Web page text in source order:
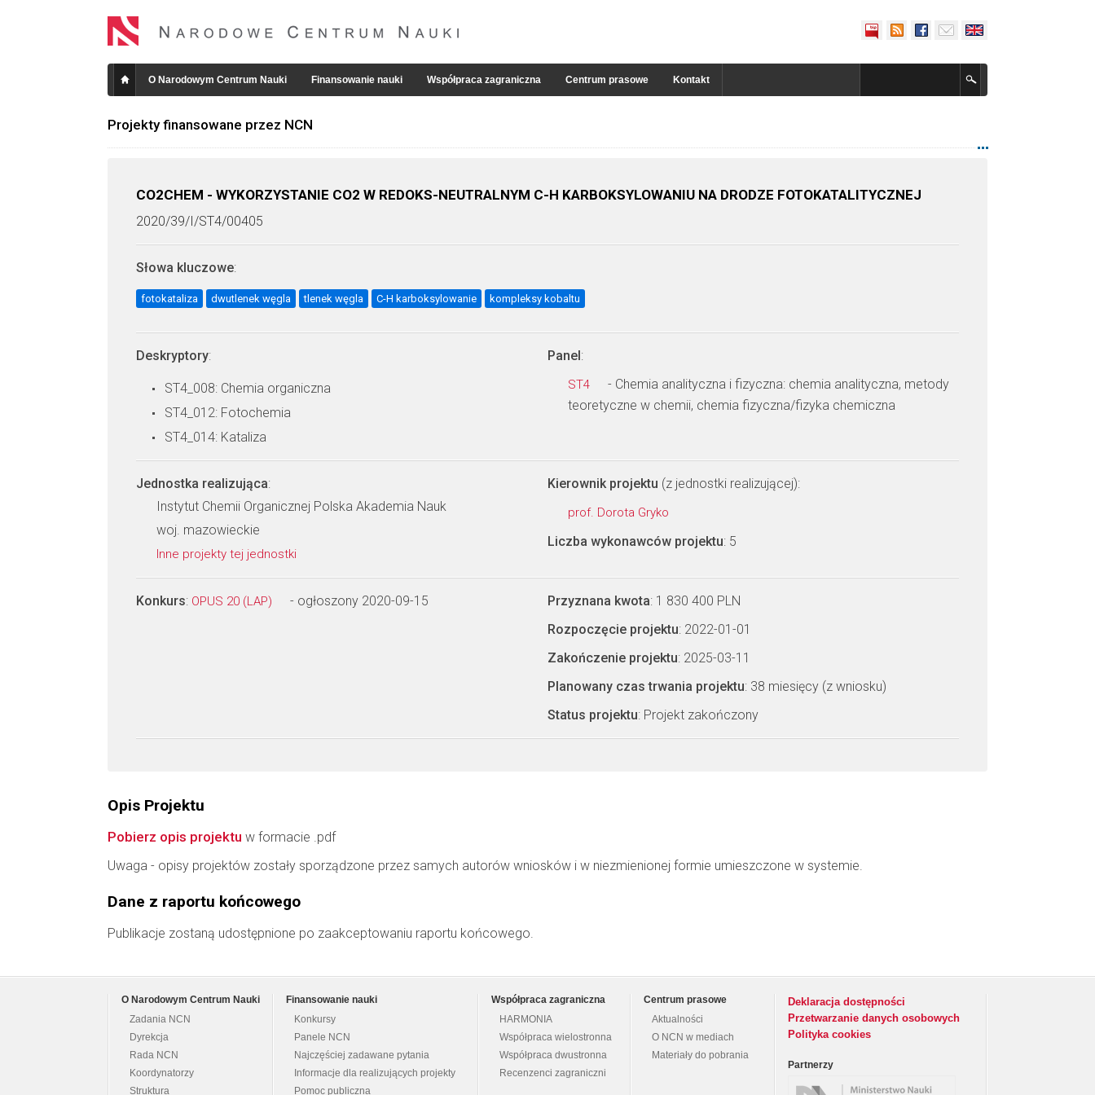
O Narodowym Centrum Nauki Finansowanie nauki Współpraca zagraniczna Centrum prasowe Kontakt
Projekty finansowane przez NCN
CO2CHEM - WYKORZYSTANIE CO2 W REDOKS-NEUTRALNYM C-H KARBOKSYLOWANIU NA DRODZE FOTOKATALITYCZNEJ
2020/39/I/ST4/00405
Słowa kluczowe:
fotokataliza dwutlenek węgla tlenek węgla C-H karboksylowanie kompleksy kobaltu
Deskryptory:
ST4_008: Chemia organiczna
ST4_012: Fotochemia
ST4_014: Kataliza
Panel:
ST4
- Chemia analityczna i fizyczna: chemia analityczna, metody
teoretyczne w chemii, chemia fizyczna/fizyka chemiczna
Jednostka realizująca:
Instytut Chemii Organicznej Polska Akademia Nauk
woj. mazowieckie
Inne projekty tej jednostki
Kierownik projektu (z jednostki realizującej):
prof. Dorota Gryko
Liczba wykonawców projektu: 5
Konkurs: OPUS 20 (LAP) - ogłoszony 2020-09-15 Przyznana kwota: 1 830 400 PLN
Rozpoczęcie projektu: 2022-01-01
Zakończenie projektu: 2025-03-11
Planowany czas trwania projektu: 38 miesięcy (z wniosku)
Status projektu: Projekt zakończony
Opis Projektu
Pobierz opis projektu w formacie .pdf
Uwaga - opisy projektów zostały sporządzone przez samych autorów wniosków i w niezmienionej formie umieszczone w systemie.
Dane z raportu końcowego
Publikacje zostaną udostępnione po zaakceptowaniu raportu końcowego.
O Narodowym Centrum Nauki
Zadania NCN
Dyrekcja
Rada NCN
Koordynatorzy
Struktura
Finansowanie nauki
Konkursy
Panele NCN
Najczęściej zadawane pytania
Informacje dla realizujących projekty
Pomoc publiczna
Współpraca zagraniczna
HARMONIA
Współpraca wielostronna
Współpraca dwustronna
Recenzenci zagraniczni
Centrum prasowe
Aktualności
O NCN w mediach
Materiały do pobrania
Deklaracja dostępności
Przetwarzanie danych osobowych
Polityka cookies
Partnerzy